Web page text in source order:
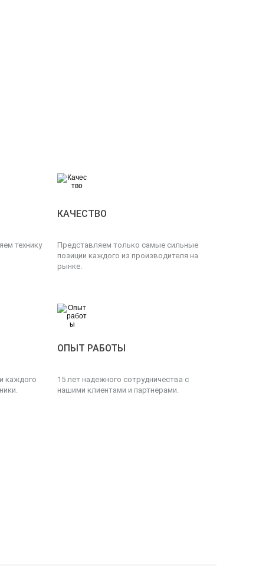
технику
КАЧЕСТВО
Представляем только самые сильные
позиции каждого из производителя на
рынке.
каждого
ОПЫТ РАБОТЫ
15 лет надежного сотрудничества с
нашими клиентами и партнерами.